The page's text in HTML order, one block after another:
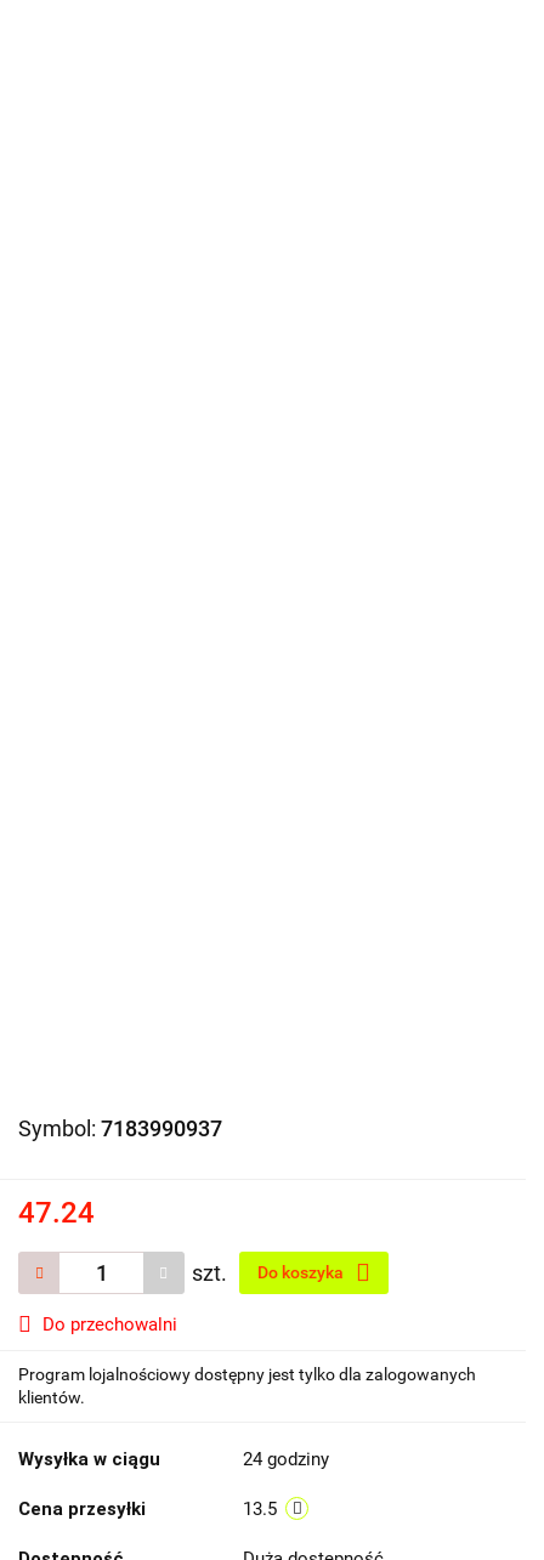
Symbol: 7183990937
47.24
szt. Do koszyka
Do przechowalni
Program lojalnościowy dostępny jest tylko dla zalogowanych
klientów.
Wysyłka w ciągu 24 godziny
Cena przesyłki 13.5